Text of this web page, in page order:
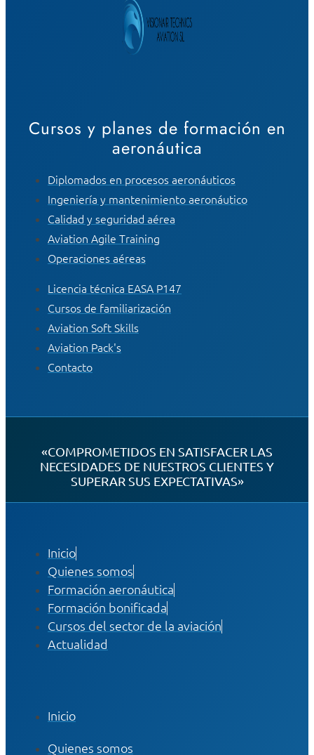
Cursos y planes de formación en
aeronáutica
Diplomados en procesos aeronáuticos
Ingeniería y mantenimiento aeronáutico
Calidad y seguridad aérea
Aviation Agile Training
Operaciones aéreas
Licencia técnica EASA P147
Cursos de familiarización
Aviation Soft Skills
Aviation Pack's
Contacto
«COMPROMETIDOS EN SATISFACER LAS
NECESIDADES DE NUESTROS CLIENTES Y
SUPERAR SUS EXPECTATIVAS»
Inicio
Quienes somos
Formación aeronáutica
Formación bonificada
Cursos del sector de la aviación
Actualidad
Inicio
Quienes somos